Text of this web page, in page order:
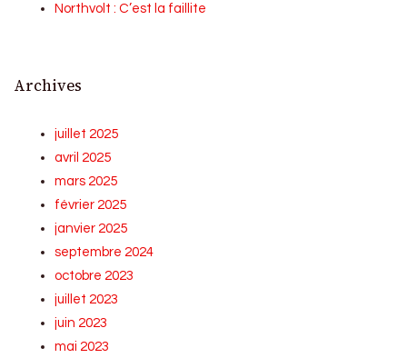
Northvolt : C’est la faillite
Archives
juillet 2025
avril 2025
mars 2025
février 2025
janvier 2025
septembre 2024
octobre 2023
juillet 2023
juin 2023
mai 2023